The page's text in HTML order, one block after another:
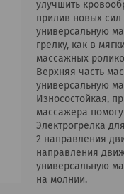
улучшить
прилив новых сил
универсальную
грелку, как в
массажных
Верхняя часть
универсальную
Износостойкая,
массажера
Электрогрелка
2 направления
направления
универсальную
на молнии.